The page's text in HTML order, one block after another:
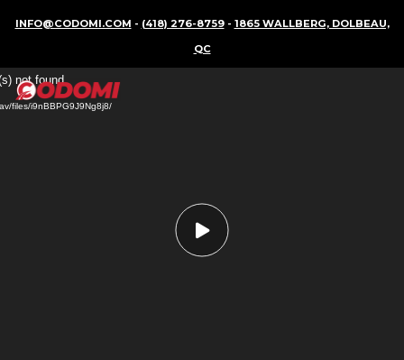
INFO@CODOMI.COM - (418) 276-8759- 1865 WALLBERG, DOLBEAU,
QC

Lecteur
vidéo
not found
files/i9nBBPG9J9Ng8j8/